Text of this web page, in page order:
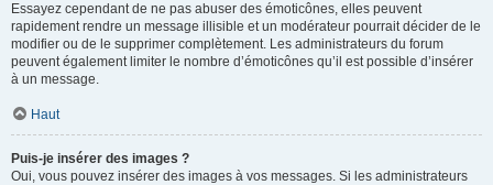
Essayez cependant de ne pas abuser des émoticônes, elles peuvent
rapidement rendre un message illisible et un modérateur pourrait décider de le
modifier ou de le supprimer complètement. Les administrateurs du forum
peuvent également limiter le nombre d’émoticônes qu’il est possible d’insérer
à un message.
Haut
Puis-je insérer des images ?
Oui, vous pouvez insérer des images à vos messages. Si les administrateurs